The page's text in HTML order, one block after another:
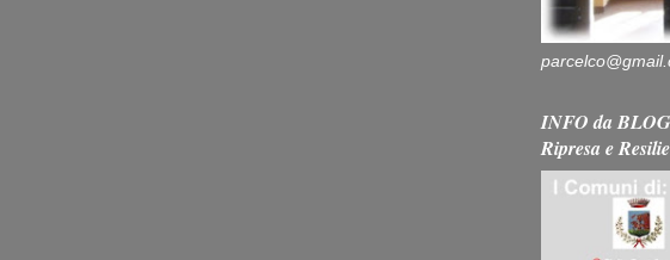
INFO da
Ripresa e